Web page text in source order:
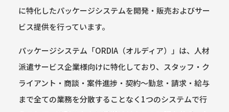
に特化したパッケージシステムを開発・販売およびサー
ビス提供を行っています。
パッケージシステム「ORDIA（オルディア）」は、人材
派遣サービス企業様向けに特化しており、スタッフ・ク
ライアント・商談・案件進捗・契約～勤怠・請求・給与
まで全ての業務を分散することなく1つのシステムで行